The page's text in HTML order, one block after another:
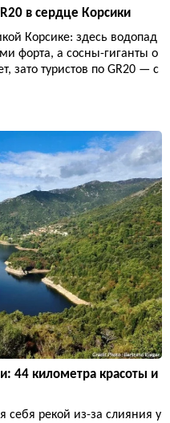
в сердце Корсики
Корсике: здесь водопад
форта, а сосны-гиганты о
зато туристов по GR20 — с
44 километра красоты и
рекой из-за слияния у